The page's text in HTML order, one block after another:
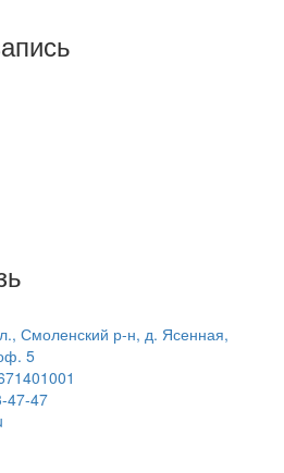
Смоленский р-н, д. Ясенная,
5
47-47